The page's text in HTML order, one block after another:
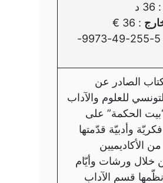
: 36 د
: 36 €
: 5-255-49-9973-
الصادر عن
للعلوم والآداب
الحكمة” على
وأدبيّة قدّمتها
الأكاديميين
خلال ورشات وأيّام
قسم الآداب